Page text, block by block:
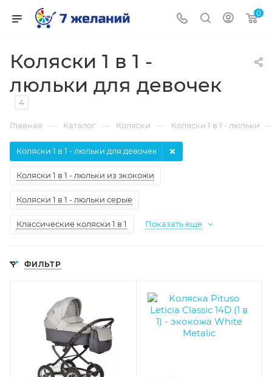
0
Коляски 1 в 1 -
люльки для девочек
4
Главная — Каталог — Коляски — Коляски 1 в 1 - люльки
Коляски 1 в 1 - люльки из экокожи
Коляски 1 в 1 - люльки серые
Классические коляски 1 в 1
Коляски 1 в 1 - люльки для девочек
Показать еще
ФИЛЬТР